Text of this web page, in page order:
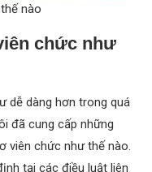
nào
chức như
dễ dàng hơn trong quá
đã cung cấp những
viên chức như thế nào.
tại các điều luật liên